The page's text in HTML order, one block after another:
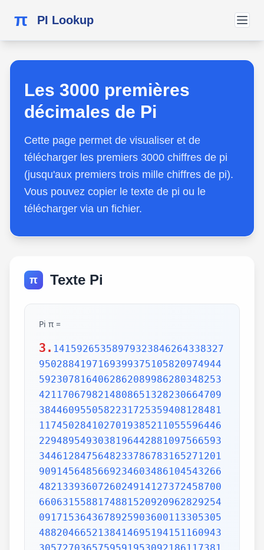
π PI Lookup
Les 3000 premières
décimales de Pi
Cette page permet de visualiser et de
télécharger les premiers 3000 chiffres de pi
(jusqu'aux premiers trois mille chiffres de pi).
Vous pouvez copier le texte de pi ou le
télécharger via un fichier.
π Texte Pi
Pi π =
3. 14159265358979323846264338327
9502884197169399375105820974944
5923078164062862089986280348253
4211706798214808651328230664709
3844609550582231725359408128481
1174502841027019385211055596446
2294895493038196442881097566593
3446128475648233786783165271201
9091456485669234603486104543266
4821339360726024914127372458700
6606315588174881520920962829254
0917153643678925903600113305305
4882046652138414695194151160943